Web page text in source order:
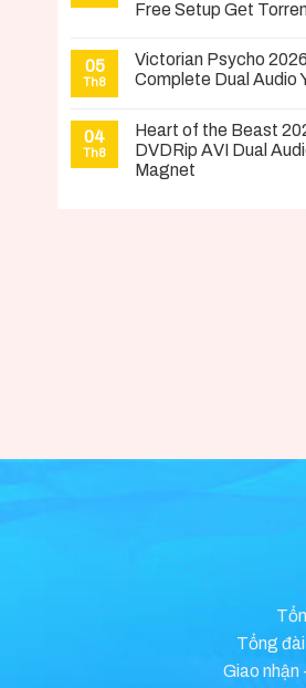
Free Setup Gеt
05
Th8
Victorian Psycho
Complete Dual Audio
04
Th8
Heart of the Beast
DVDRip AVI Dual
Magnet
Tổng
Giao